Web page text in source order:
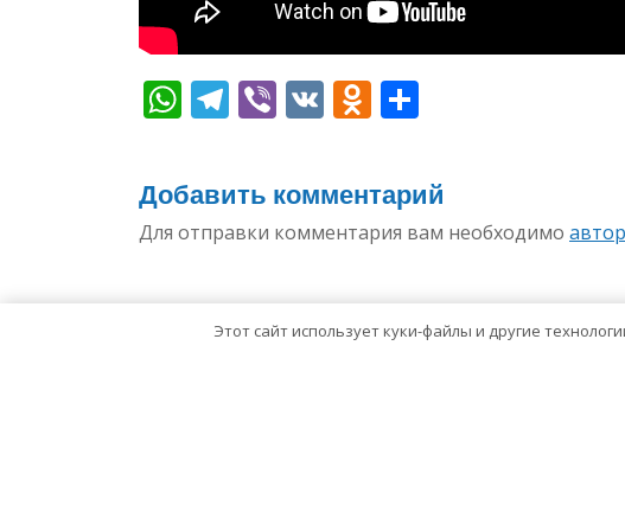
WhatsApp
Telegram
Viber
VK Odnoklassniki
Добавить комментарий
Для отправки комментария вам необходимо
Этот сайт использует куки-файлы и другие